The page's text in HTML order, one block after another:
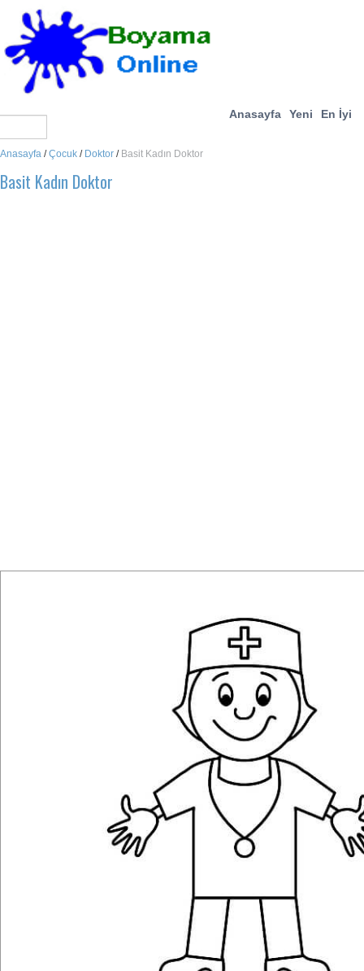
Anasayfa Yeni En İyi
Anasayfa /Çocuk / Doktor / Basit Kadın Doktor
Basit Kadın Doktor